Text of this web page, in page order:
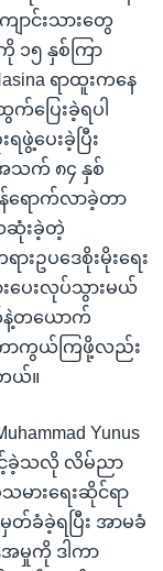
ာင်းသားတွေ
၁၅ နှစ်ကြာ
ရာထူးကနေ
က်ပြေးခဲ့ရပါ
ပေးခဲ့ပြီး
သက် ၈၄ နှစ်
န်ရောက်လာခဲ့တာ
ဆုံးခဲ့တဲ့
းဥပဒေစိုးမိုးရေး
ပေးလုပ်သွားမယ်
နဲ့တယောက်
ာကွယ်ကြဖို့လည်း
ယ်။
Yunus
ဖွင့်ခဲ့သလို လိမ်ညာ
ားရေးဆိုင်ရာ
ခံခဲ့ရပြီး အာမခံ
အမှုကို ဒါကာ